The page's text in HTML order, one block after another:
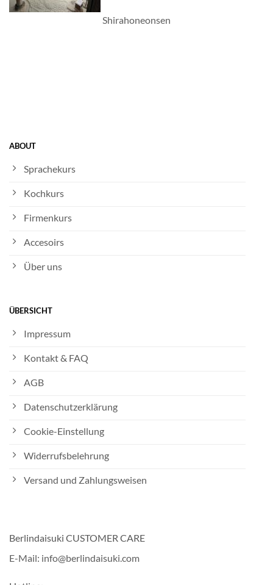
Shirahoneonsen
ABOUT
Sprachekurs
Kochkurs
Firmenkurs
Accesoirs
Über uns
ÜBERSICHT
Impressum
Kontakt & FAQ
AGB
Datenschutzerklärung
Cookie-Einstellung
Widerrufsbelehrung
Versand und Zahlungsweisen
Berlindaisuki CUSTOMER CARE
E-Mail: info@berlindaisuki.com